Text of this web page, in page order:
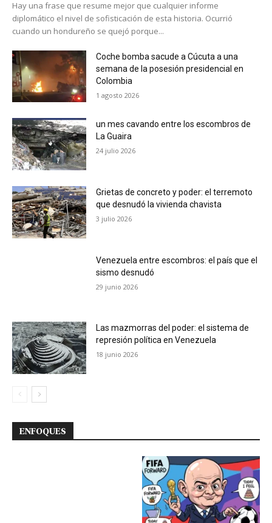
Hay una frase que resume mejor que cualquier informe
diplomático el nivel de sofisticación de esta historia. Ocurrió
cuando un hondureño se quejó porque...
Coche bomba sacude a Cúcuta a una
semana de la posesión presidencial en
Colombia
1 agosto 2026
un mes cavando entre los escombros de
La Guaira
24 julio 2026
Grietas de concreto y poder: el terremoto
que desnudó la vivienda chavista
3 julio 2026
Venezuela entre escombros: el país que el
sismo desnudó
29 junio 2026
Las mazmorras del poder: el sistema de
represión política en Venezuela
18 junio 2026
ENFOQUES